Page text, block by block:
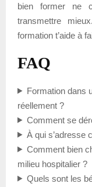
bien former ne
transmettre
formation t’aide à
FAQ
Formation dans
réellement ?
Comment se
À qui s’adresse
Comment bien
milieu hospitalier ?
Quels sont les